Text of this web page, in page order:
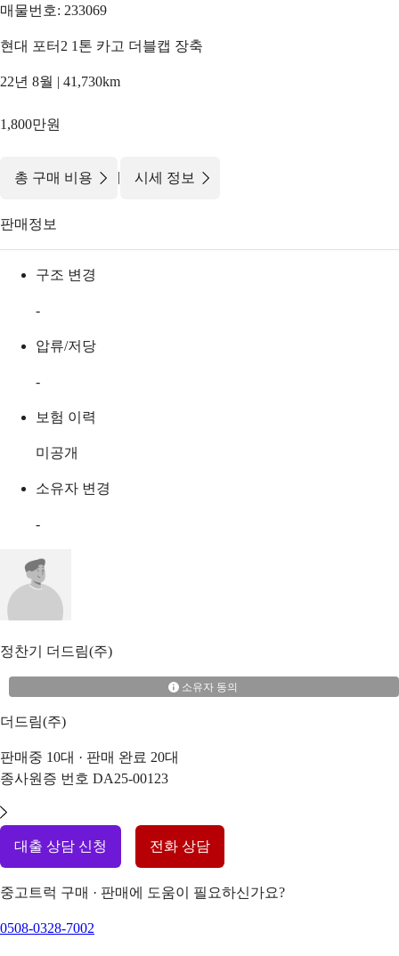
매물번호: 233069
현대 포터2 1톤 카고 더블캡 장축
22년 8월 | 41,730km
1,800만원
총 구매 비용 | 시세 정보
판매정보
구조 변경
-
압류/저당
-
보험 이력
미공개
소유자 변경
-
정찬기 더드림(주)
소유자 동의
더드림(주)
판매중 10대 · 판매 완료 20대
종사원증 번호 DA25-00123
대출 상담 신청 전화 상담
중고트럭 구매 · 판매에 도움이 필요하신가요?
0508-0328-7002